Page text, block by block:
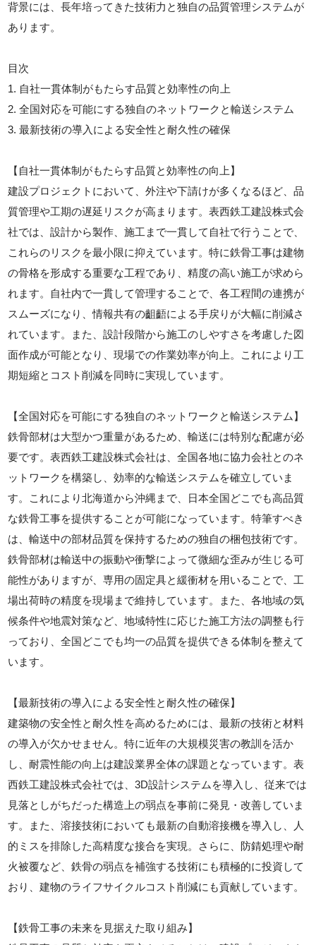
背景には、長年培ってきた技術力と独自の品質管理システムが
あります。
目次
1. 自社一貫体制がもたらす品質と効率性の向上
2. 全国対応を可能にする独自のネットワークと輸送システム
3. 最新技術の導入による安全性と耐久性の確保
【自社一貫体制がもたらす品質と効率性の向上】
建設プロジェクトにおいて、外注や下請けが多くなるほど、品
質管理や工期の遅延リスクが高まります。表西鉄工建設株式会
社では、設計から製作、施工まで一貫して自社で行うことで、
これらのリスクを最小限に抑えています。特に鉄骨工事は建物
の骨格を形成する重要な工程であり、精度の高い施工が求めら
れます。自社内で一貫して管理することで、各工程間の連携が
スムーズになり、情報共有の齟齬による手戻りが大幅に削減さ
れています。また、設計段階から施工のしやすさを考慮した図
面作成が可能となり、現場での作業効率が向上。これにより工
期短縮とコスト削減を同時に実現しています。
【全国対応を可能にする独自のネットワークと輸送システム】
鉄骨部材は大型かつ重量があるため、輸送には特別な配慮が必
要です。表西鉄工建設株式会社は、全国各地に協力会社とのネ
ットワークを構築し、効率的な輸送システムを確立していま
す。これにより北海道から沖縄まで、日本全国どこでも高品質
な鉄骨工事を提供することが可能になっています。特筆すべき
は、輸送中の部材品質を保持するための独自の梱包技術です。
鉄骨部材は輸送中の振動や衝撃によって微細な歪みが生じる可
能性がありますが、専用の固定具と緩衝材を用いることで、工
場出荷時の精度を現場まで維持しています。また、各地域の気
候条件や地震対策など、地域特性に応じた施工方法の調整も行
っており、全国どこでも均一の品質を提供できる体制を整えて
います。
【最新技術の導入による安全性と耐久性の確保】
建築物の安全性と耐久性を高めるためには、最新の技術と材料
の導入が欠かせません。特に近年の大規模災害の教訓を活か
し、耐震性能の向上は建設業界全体の課題となっています。表
西鉄工建設株式会社では、3D設計システムを導入し、従来では
見落としがちだった構造上の弱点を事前に発見・改善していま
す。また、溶接技術においても最新の自動溶接機を導入し、人
的ミスを排除した高精度な接合を実現。さらに、防錆処理や耐
火被覆など、鉄骨の弱点を補強する技術にも積極的に投資して
おり、建物のライフサイクルコスト削減にも貢献しています。
【鉄骨工事の未来を見据えた取り組み】